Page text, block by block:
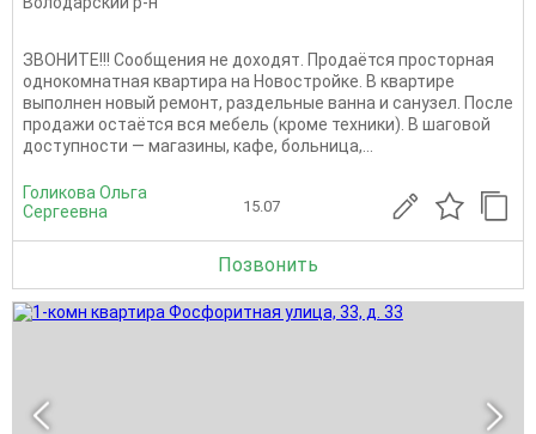
ЗВОНИТЕ!!! Сообщения не доходят. Продаётся просторная
однокомнатная квартира на Новостройке. В квартире
выполнен новый ремонт, раздельные ванна и санузел. После
продажи остаётся вся мебель (кроме техники). В шаговой
доступности — магазины, кафе, больница,...
Голикова Ольга
Сергеевна
15.07
Позвонить